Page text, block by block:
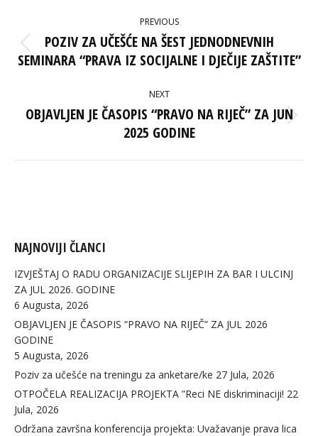
NAVIGATION
PREVIOUS
Previous
post:
POZIV ZA UČEŠĆE NA ŠEST JEDNODNEVNIH
SEMINARA “PRAVA IZ SOCIJALNE I DJEČIJE ZAŠTITE”
NEXT
Next
post:
OBJAVLJEN JE ČASOPIS “PRAVO NA RIJEČ” ZA JUN
2025 GODINE
NAJNOVIJI ČLANCI
IZVJEŠTAJ O RADU ORGANIZACIJE SLIJEPIH ZA BAR I ULCINJ
ZA JUL 2026. GODINE
6 Augusta, 2026
OBJAVLJEN JE ČASOPIS “PRAVO NA RIJEČ” ZA JUL 2026
GODINE
5 Augusta, 2026
Poziv za učešće na treningu za anketare/ke 27 Jula, 2026
OTPOČELA REALIZACIJA PROJEKTA ”Reci NE diskriminaciji! 22
Jula, 2026
Održana završna konferencija projekta: Uvažavanje prava lica